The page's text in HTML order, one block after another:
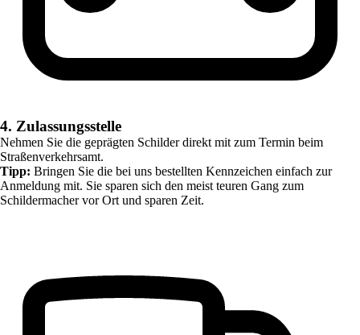
4. Zulassungsstelle
Nehmen Sie die geprägten Schilder direkt mit zum Termin beim
Straßenverkehrsamt.
Tipp: Bringen Sie die bei uns bestellten Kennzeichen einfach zur
Anmeldung mit. Sie sparen sich den meist teuren Gang zum
Schildermacher vor Ort und sparen Zeit.